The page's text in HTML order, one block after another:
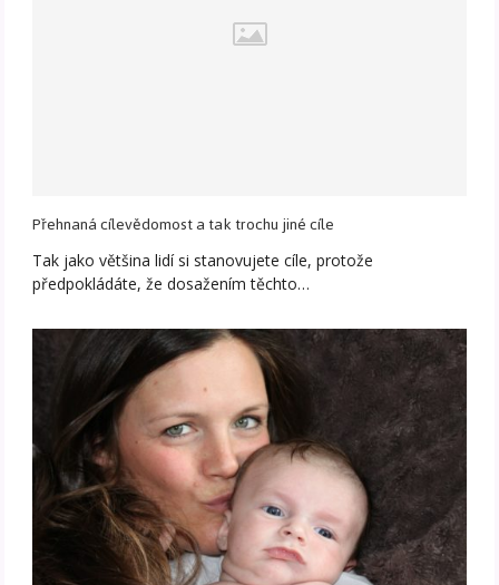
Přehnaná cílevědomost a tak trochu jiné cíle
Tak jako většina lidí si stanovujete cíle, protože
předpokládáte, že dosažením těchto…